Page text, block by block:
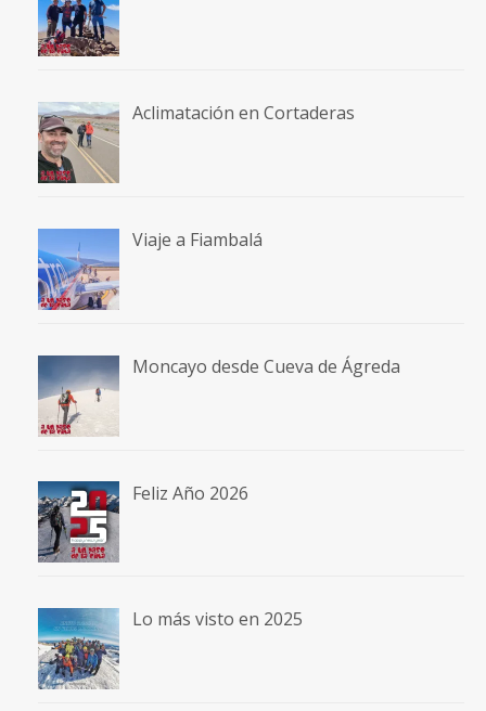
Aclimatación en Cortaderas
Viaje a Fiambalá
Moncayo desde Cueva de Ágreda
Feliz Año 2026
Lo más visto en 2025